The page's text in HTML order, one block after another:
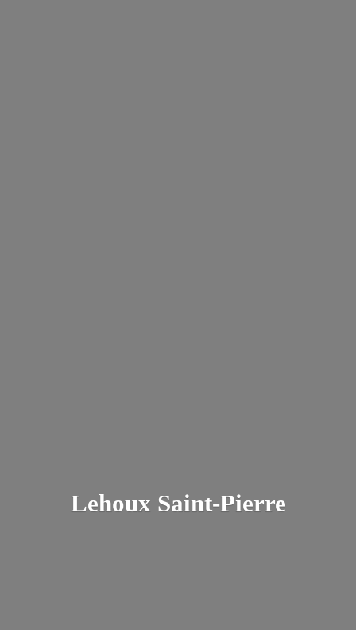
Lehoux Saint-Pierre